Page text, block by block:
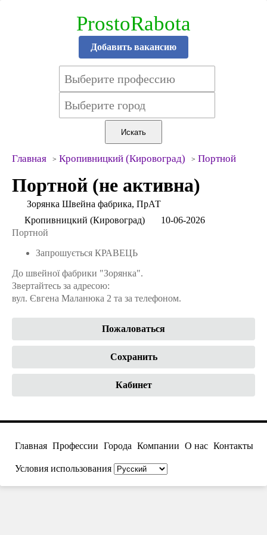
ProstoRabota
Добавить вакансию
Главная Кропивницкий (Кировоград) Портной
Портной (не активна)
Зорянка Швейна фабрика, ПрАТ
Кропивницкий (Кировоград)
10-06-2026
Портной
Запрошується КРАВЕЦЬ
До швейної фабрики "Зорянка".
Звертайтесь за адресою:
вул. Євгена Маланюка 2 та за телефоном.
Пожаловаться
Сохранить
Кабинет
Главная Профессии Города Компании О нас Контакты
Условия использования